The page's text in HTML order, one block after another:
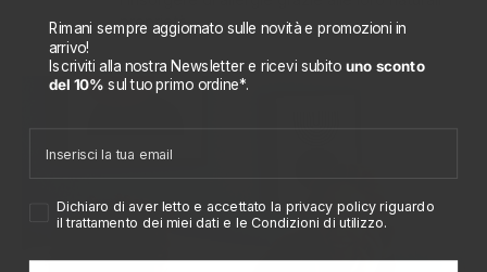
proprietà.
Rimani sempre aggiornato sulle novità e promozioni in
arrivo!
Iscriviti alla nostra Newsletter e ricevi subito uno sconto
del 10% sul tuoprimo ordine*.
Accetto privacy policy
Dichiaro di aver letto e accettato la privacy policy riguardo
il trattamento dei miei dati e le Condizioni di utilizzo.